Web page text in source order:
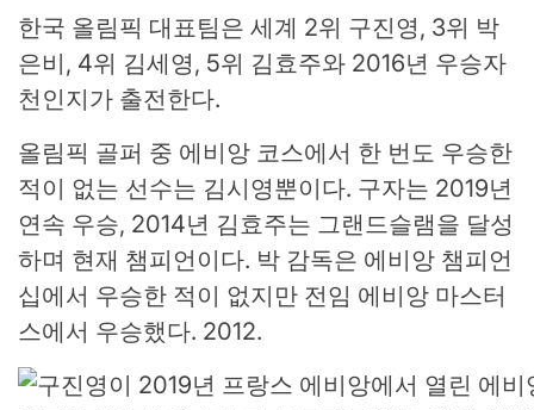
한국 올림픽 대표팀은 세계 2위 구진영, 3위 박
은비, 4위 김세영, 5위 김효주와 2016년 우승자
천인지가 출전한다.
올림픽 골퍼 중 에비앙 코스에서 한 번도 우승한
적이 없는 선수는 김시영뿐이다. 구자는 2019년
연속 우승, 2014년 김효주는 그랜드슬램을 달성
하며 현재 챔피언이다. 박 감독은 에비앙 챔피언
십에서 우승한 적이 없지만 전임 에비앙 마스터
스에서 우승했다. 2012.